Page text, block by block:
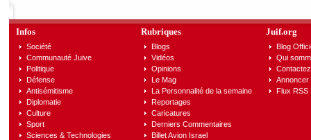
Infos
Société
Communauté Juive
Politique
Défense
Antisémitisme
Diplomatie
Culture
Sport
Sciences & Technologies
Rubriques
Blogs
Vidéos
Opinions
Le Mag
La Personnalité de la semaine
Reportages
Caricatures
Derniers Commentaires
Billet Avion Israel
Juif.org
Blog
Qui
Annoncer
Flux RSS